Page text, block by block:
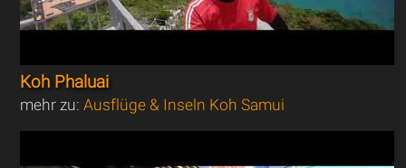
Koh Phaluai
mehr zu:Ausflüge & Inseln Koh Samui